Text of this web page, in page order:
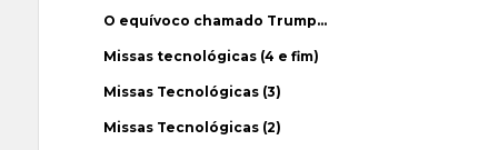
O equívoco chamado Trump…
Missas tecnológicas (4 e fim)
Missas Tecnológicas (3)
Missas Tecnológicas (2)